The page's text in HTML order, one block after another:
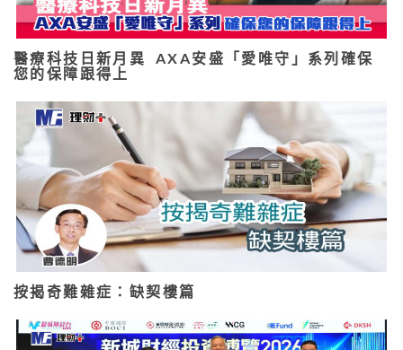
醫療科技日新月異 AXA安盛「愛唯守」系列確保
您的保障跟得上
按揭奇難雜症：缺契樓篇